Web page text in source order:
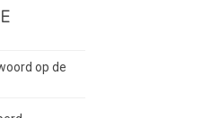
op de